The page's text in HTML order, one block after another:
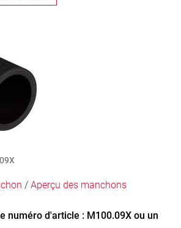
/ Aperçu des manchons
numéro d'article : M100.09X ou un